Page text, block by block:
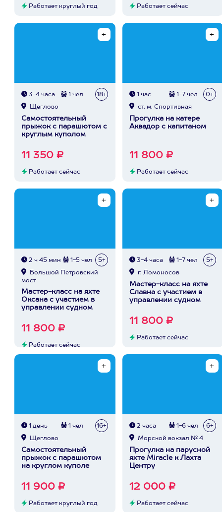
Работает круглый год Работает сейчас
3-4 часа 1 чел 18+
Щеглово
Самостоятельный
прыжок с парашютом с
круглым куполом
11 350 ₽
Работает сейчас
1 час 1-7 чел 0+
ст. м. Спортивная
Прогулка на катере
Аквадор с капитаном
11 800 ₽
Работает сейчас
2 ч 45 мин 1-5 чел 5+
Большой Петровский
мост
Мастер-класс на яхте
Оксана с участием в
управлении судном
11 800 ₽
Работает сейчас
3-4 часа 1-7 чел 5+
г. Ломоносов
Мастер-класс на яхте
Славна с участием в
управлении судном
11 800 ₽
Работает сейчас
1 день 1 чел 16+
Щеглово
Самостоятельный
прыжок с парашютом
на круглом куполе
11 900 ₽
Работает круглый год
2 часа 1-6 чел 6+
Морской вокзал № 4
Прогулка на парусной
яхте Miracle к Лахта
Центру
12 000 ₽
Работает сейчас